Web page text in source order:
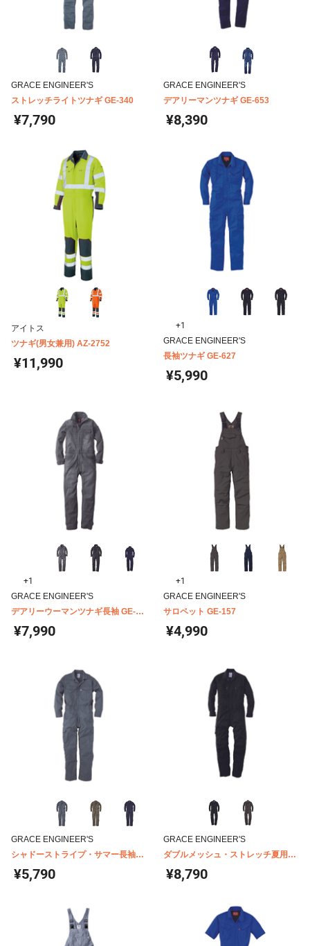
GRACE ENGINEER'S
ストレッチライトツナギ GE-340
¥7,790
GRACE ENGINEER'S
デアリーマンツナギ GE-653
¥8,390
アイトス
ツナギ(男女兼用) AZ-2752
¥11,990
+1
GRACE ENGINEER'S
長袖ツナギ GE-627
¥5,990
+1
GRACE ENGINEER'S
デアリーウーマンツナギ長袖 GE-
650
¥7,990
+1
GRACE ENGINEER'S
サロペット GE-157
¥4,990
GRACE ENGINEER'S
シャドーストライプ・サマー長袖ツ
ナギ GE-527
¥5,790
GRACE ENGINEER'S
ダブルメッシュ・ストレッチ夏用長
袖ツナギ GE-447
¥8,790